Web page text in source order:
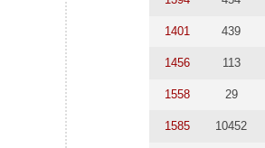
1401 439
1456 113
1558 29
1585 10452